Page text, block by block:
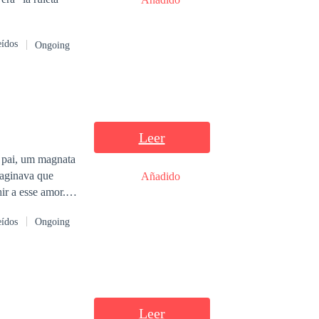
Ongoing
um magnata
que
a esse amor.
Mas Mariana
Ongoing
Leer
Añadido
Leer